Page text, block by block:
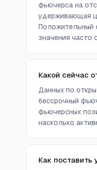
фьючерса на
удерживающая
Положительный
значения часто
Какой сейчас
Данных по
бессрочный
фьючерсных
насколько
Как